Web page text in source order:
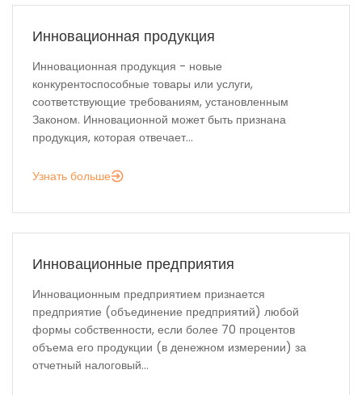
Инновационная продукция
Инновационная продукция - новые
конкурентоспособные товары или услуги,
соответствующие требованиям, установленным
Законом. Инновационной может быть признана
продукция, которая отвечает...
Узнать больше
Инновационные предприятия
Инновационным предприятием признается
предприятие (объединение предприятий) любой
формы собственности, если более 70 процентов
объема его продукции (в денежном измерении) за
отчетный налоговый...